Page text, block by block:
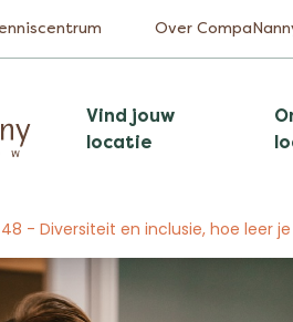
Over
Vind jouw
locatie
- Diversiteit en inclusie, hoe leer